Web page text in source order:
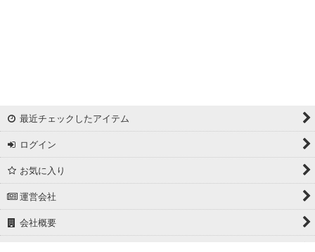
マドラスチェック
ドビー
撥水加工
起毛生地
最近チェックしたアイテム
ログイン
お気に入り
運営会社
会社概要